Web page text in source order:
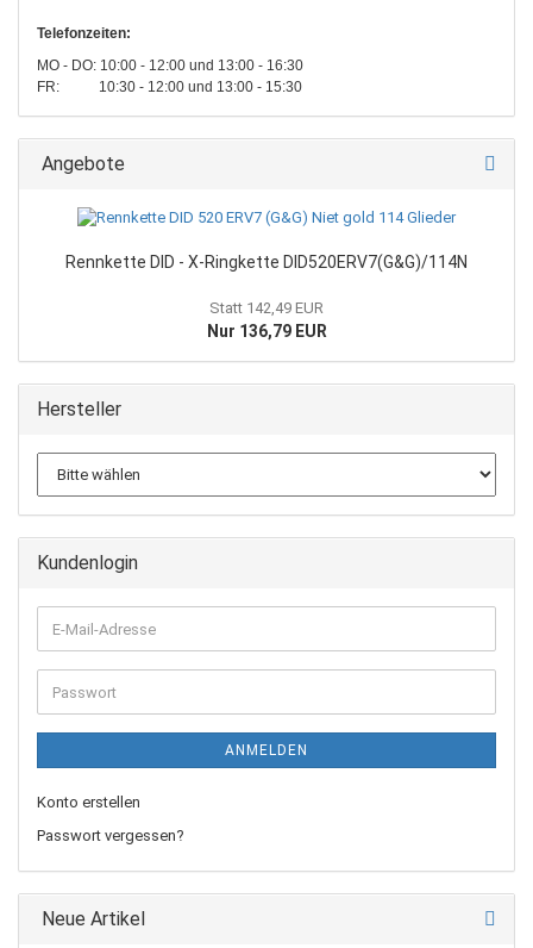
Telefonzeiten:
MO - DO: 10:00 - 12:00 und 13:00 - 16:30
FR: 10:30 - 12:00 und 13:00 - 15:30
Angebote
Rennkette DID - X-Ringkette DID520ERV7(G&G)/114N
Statt 142,49 EUR
Nur 136,79 EUR
Hersteller
Kundenlogin
E-
Mail-
Adresse
Passwort
ANMELDEN
Konto erstellen
Passwort vergessen?
Neue Artikel